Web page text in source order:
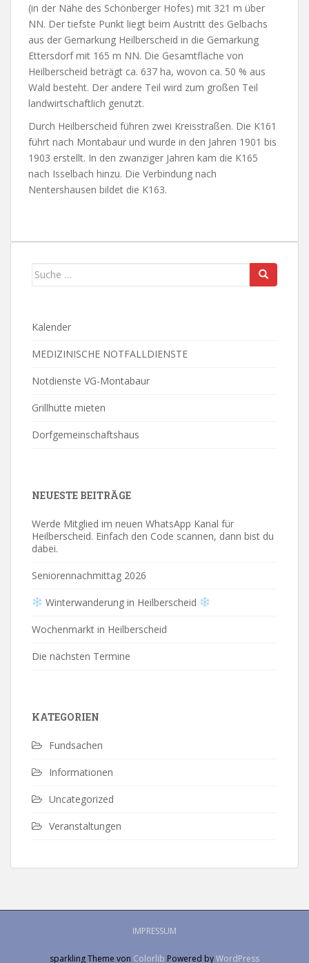
(in der Nähe des Schönberger Hofes) mit 321 m über
NN. Der tiefste Punkt liegt beim Austritt des Gelbachs
aus der Gemarkung Heilberscheid in die Gemarkung
Ettersdorf mit 165 m NN. Die Gesamtfläche von
Heilberscheid beträgt ca. 637 ha, wovon ca. 50 % aus
Wald besteht. Der andere Teil wird zum großen Teil
landwirtschaftlich genutzt.
Durch Heilberscheid führen zwei Kreisstraßen. Die K161
führt nach Montabaur und wurde in den Jahren 1901 bis
1903 erstellt. In den zwanziger Jahren kam die K165
nach Isselbach hinzu. Die Verbindung nach
Nentershausen bildet die K163.
Suche
Kalender
MEDIZINISCHE NOTFALLDIENSTE
Notdienste VG-Montabaur
Grillhütte mieten
Dorfgemeinschaftshaus
NEUESTE BEITRÄGE
Werde Mitglied im neuen WhatsApp Kanal für
Heilberscheid. Einfach den Code scannen, dann bist du
dabei.
Seniorennachmittag 2026
Winterwanderung in Heilberscheid
Wochenmarkt in Heilberscheid
Die nächsten Termine
KATEGORIEN
Fundsachen
Informationen
Uncategorized
Veranstaltungen
IMPRESSUM
sparkling Theme von Colorlib Powered byWordPress